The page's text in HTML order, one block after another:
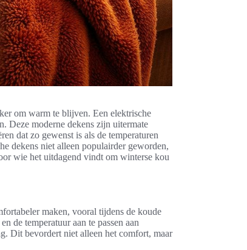
om warm te blijven. Een elektrische
Deze moderne dekens zijn uitermate
dat zo gewenst is als de temperaturen
dekens niet alleen populairder geworden,
wie het uitdagend vindt om winterse kou
maken, vooral tijdens de koude
de temperatuur aan te passen aan
Dit bevordert niet alleen het comfort, maar